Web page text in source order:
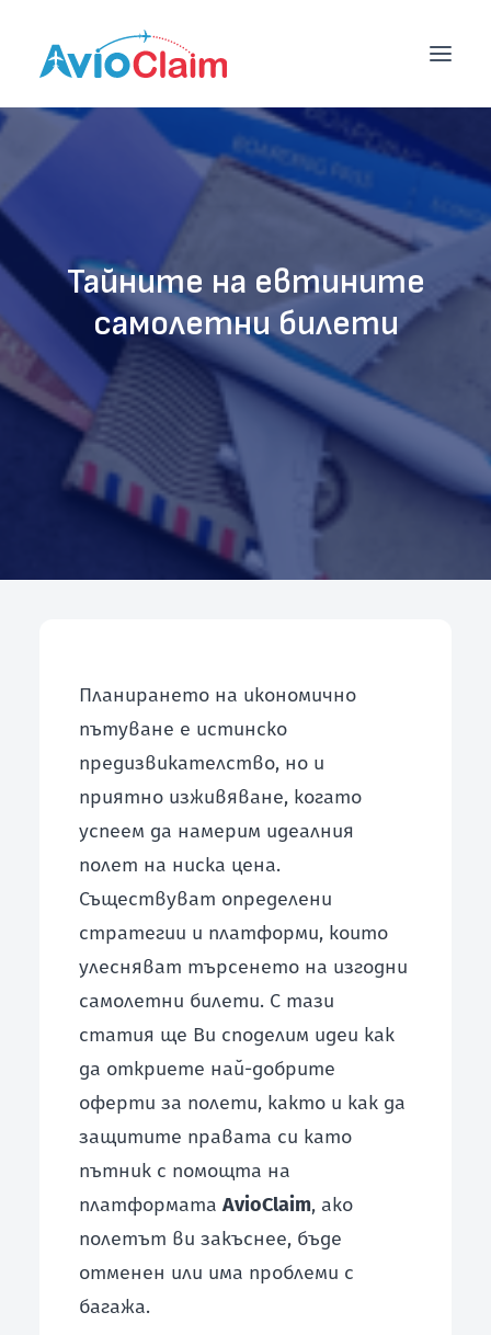
НАЧАЛО
ЦЕНИ
БЛОГ
ЕКИП
КОНТАКТИ
ОБЩИ УСЛОВИЯ
ЧЗВ
Тайните на евтините
самолетни билети
Планирането на икономично
пътуване е истинско
предизвикателство, но и
приятно изживяване, когато
успеем да намерим идеалния
полет на ниска цена.
Съществуват определени
стратегии и платформи, които
улесняват търсенето на изгодни
самолетни билети. С тази
статия ще Ви споделим идеи как
да откриете най-добрите
оферти за полети, както и как да
защитите правата си като
пътник с помощта на
платформата AvioClaim, ако
полетът ви закъснее, бъде
отменен или има проблеми с
багажа.